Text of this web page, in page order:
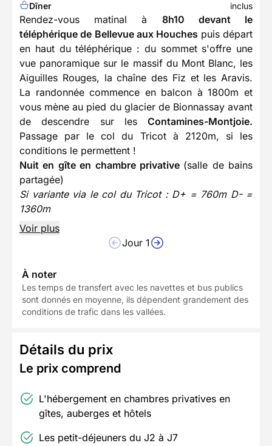
Dîner
inclus
Rendez-vous matinal à 8h10 devant le
téléphérique de Bellevue aux Houches puis départ
en haut du téléphérique : du sommet s'offre une
vue panoramique sur le massif du Mont Blanc, les
Aiguilles Rouges, la chaîne des Fiz et les Aravis.
La randonnée commence en balcon à 1800m et
vous mène au pied du glacier de Bionnassay avant
de descendre sur les Contamines-Montjoie.
Passage par le col du Tricot à 2120m, si les
conditions le permettent !
Nuit en gîte en chambre privative (salle de bains
partagée)
Si variante via le col du Tricot : D+ = 760m D- =
1360m
Voir plus
Jour 1
À noter
Les temps de transfert avec les navettes et bus publics
sont donnés en moyenne, ils dépendent grandement des
conditions de trafic dans les vallées.
Détails du prix
Le prix comprend
L'hébergement en chambres privatives en
gîtes, auberges et hôtels
Les petit-déjeuners du J2 à J7